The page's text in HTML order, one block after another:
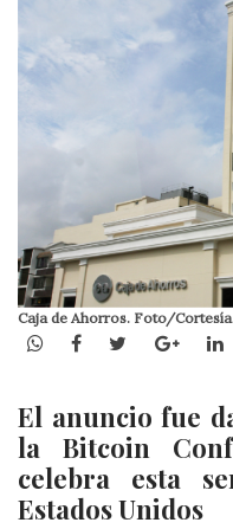
Caja de Ahorros. Foto/
WhatsApp
Facebook
Twitter
El anuncio fue
la Bitcoin
celebra esta
Estados Unidos